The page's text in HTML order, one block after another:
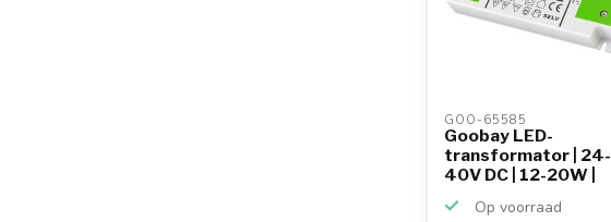
GOO-65585
Goobay LED-
transformator | 24-
40V DC | 12-20W |
Op voorraad